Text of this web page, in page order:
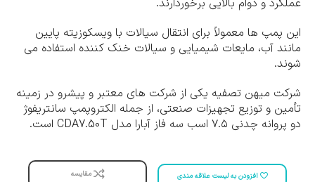
عملکرد و دوام بالایی برخوردارند.
این پمپ ها معمولاً برای انتقال سیالات با ویسکوزیته پایین
مانند آب، مایعات شیمیایی و سیالات خنک کننده استفاده می
شوند.
شرکت میهن تصفیه یکی از شرکت های معتبر و پیشرو در زمینه
تأمین و توزیع تجهیزات صنعتی، از جمله الکتروپمپ سانتریفوژ
دو پروانه چدنی ۷.۵ اسب سه فاز آبارا مدل CDA7.50T است.
افزودن به لیست علاقه مندی مقایسه